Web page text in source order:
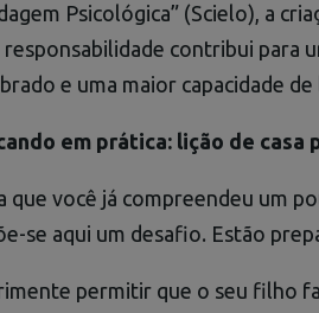
Psicológica” (Scielo), a
responsabilidade contribui para
e uma maior capacidade
em prática: lição de casa
que você já compreendeu um
se aqui um desafio. Estão
permitir que o seu filho